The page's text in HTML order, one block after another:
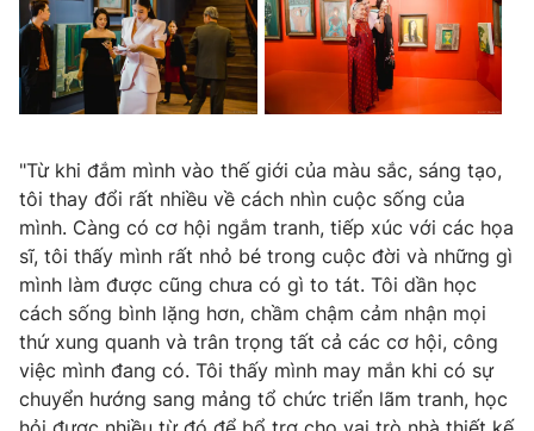
Cơ quan chủ quản:Đài Truyền hình Việt Nam
Cơ quan báo chí:Thời báo VTV
Giấy phép hoạt động báo in và báo điện tử số 483/GP-BTTTT
cấp ngày 29/12/2023
Phó Tổng Biên tập:
Nguyễn Thị Mỹ Hạnh, Phạm Quốc Thắng,
Nguyễn Trọng Ninh
Tổng đài VTV:
024.38 355 931 - 024.38 355 932
Ðiện thoại Thời báo VTV:024.66 897 897
Email: toasoan@vtv.vn
Liên hệ quảng cáo:024-7300.7108
"Từ khi đắm mình vào thế giới của màu sắc, sáng tạo,
tôi thay đổi rất nhiều về cách nhìn cuộc sống của
mình. Càng có cơ hội ngắm tranh, tiếp xúc với các họa
sĩ, tôi thấy mình rất nhỏ bé trong cuộc đời và những gì
mình làm được cũng chưa có gì to tát. Tôi dần học
cách sống bình lặng hơn, chầm chậm cảm nhận mọi
thứ xung quanh và trân trọng tất cả các cơ hội, công
việc mình đang có. Tôi thấy mình may mắn khi có sự
chuyển hướng sang mảng tổ chức triển lãm tranh, học